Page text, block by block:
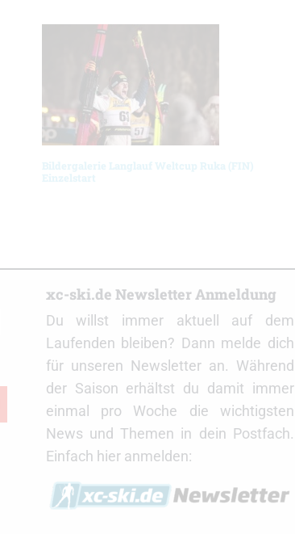
Bildergalerie Langlauf Weltcup Ruka (FIN)
Einzelstart
xc-ski.de Newsletter Anmeldung
Du willst immer aktuell auf dem
Laufenden bleiben? Dann melde dich
für unseren Newsletter an. Während
der Saison erhältst du damit immer
einmal pro Woche die wichtigsten
News und Themen in dein Postfach.
Einfach hier anmelden: